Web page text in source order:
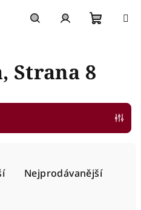
košík
, Strana 8
Nejprodávanější